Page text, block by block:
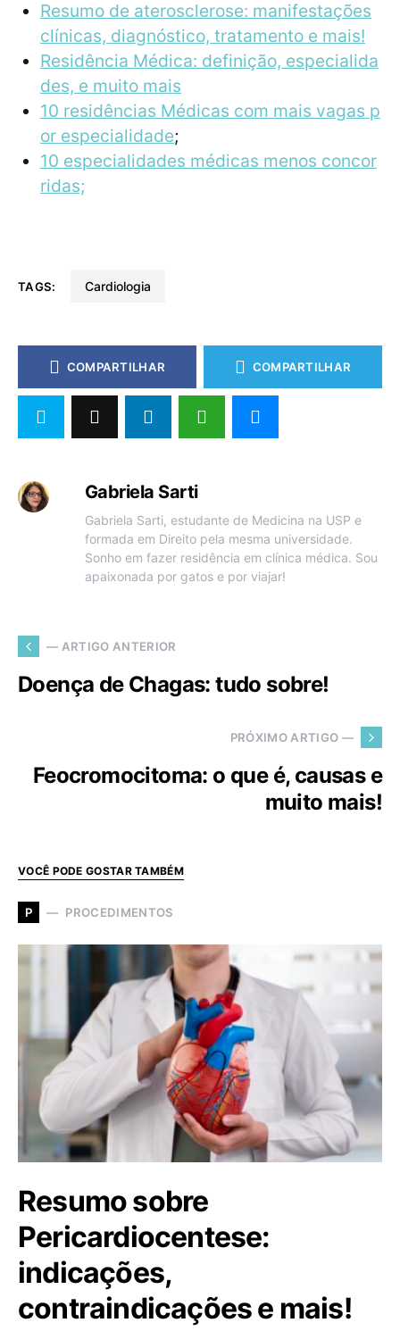
Resumo de aterosclerose: manifestações
clínicas, diagnóstico, tratamento e mais!
Residência Médica: definição, especialida
des, e muito mais
10 residências Médicas com mais vagas p
or especialidade;
10 especialidades médicas menos concor
ridas;
TAGS: Cardiologia
COMPARTILHAR COMPARTILHAR
Gabriela Sarti
Gabriela Sarti, estudante de Medicina na USP e
formada em Direito pela mesma universidade.
Sonho em fazer residência em clínica médica. Sou
apaixonada por gatos e por viajar!
— ARTIGO ANTERIOR
Doença de Chagas: tudo sobre!
PRÓXIMO ARTIGO —
Feocromocitoma: o que é, causas e
muito mais!
VOCÊ PODE GOSTAR TAMBÉM
P PROCEDIMENTOS
Resumo sobre
Pericardiocentese:
indicações,
contraindicações e mais!